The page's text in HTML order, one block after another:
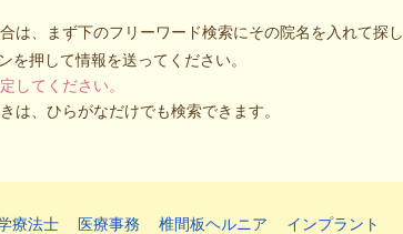
は、まず下のフリーワード検索にその院名を入れて探し
を押して情報を送ってください。
してください。
は、ひらがなだけでも検索できます。
療法士 医療事務 椎間板ヘルニア
インプラント